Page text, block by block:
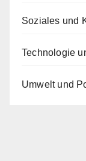
Soziales und
Technologie
Umwelt und